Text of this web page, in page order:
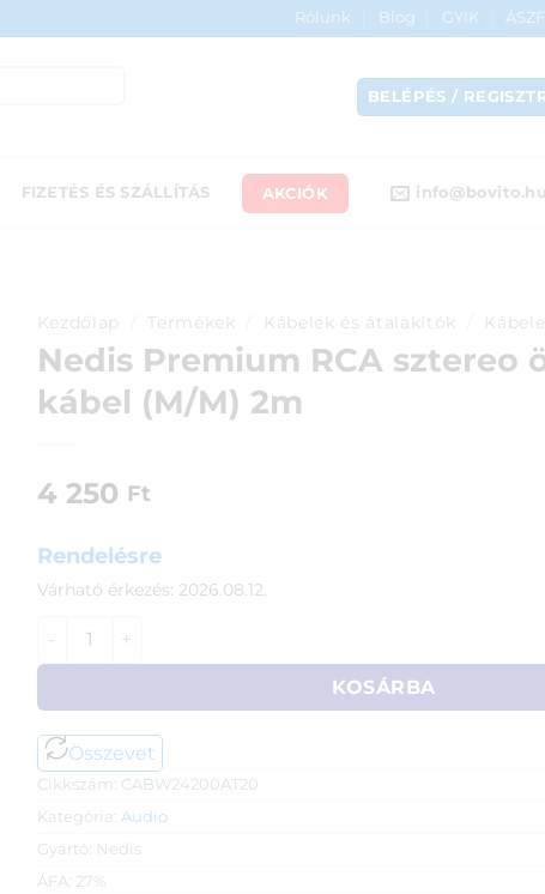
Rólunk Blog GYIK ÁSZF
BELÉPÉS /
FIZETÉS ÉS SZÁLLÍTÁS AKCIÓK info@bovito.hu
Kezdőlap Termékek Kábelek és átalakítók
Nedis Premium RCA sztereo
kábel (M/M) 2m
4 250 Ft
Rendelésre
Várható érkezés: 2026.08.12.
Nedis Premium RCA sztereo összekötő kábel (M/M) 2m
KOSÁRBA
Összevet
Cikkszám: CABW24200AT20
Kategória: Audio
Gyártó: Nedis
ÁFA: 27%